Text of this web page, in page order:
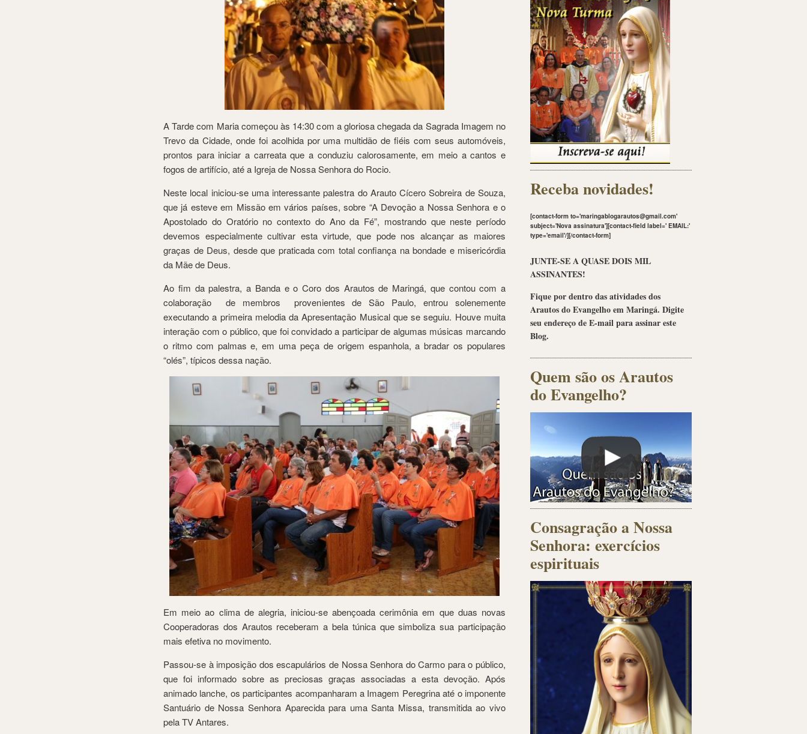
A Tarde com Maria começou às 14:30 com a gloriosa chegada da Sagrada Imagem no
Trevo da Cidade, onde foi acolhida por uma multidão de fiéis com seus automóveis,
prontos para iniciar a carreata que a conduziu calorosamente, em meio a cantos e
fogos de artifício, até a Igreja de Nossa Senhora do Rocio.
Neste local iniciou-se uma interessante palestra do Arauto Cícero Sobreira de Souza,
que já esteve em Missão em vários países, sobre “A Devoção a Nossa Senhora e o
Apostolado do Oratório no contexto do Ano da Fé”, mostrando que neste período
devemos especialmente cultivar esta virtude, que pode nos alcançar as maiores
graças de Deus, desde que praticada com total confiança na bondade e misericórdia
da Mãe de Deus.
Ao fim da palestra, a Banda e o Coro dos Arautos de Maringá, que contou com a
colaboração de membros provenientes de São Paulo, entrou solenemente
executando a primeira melodia da Apresentação Musical que se seguiu. Houve muita
interação com o público, que foi convidado a participar de algumas músicas marcando
o ritmo com palmas e, em uma peça de origem espanhola, a bradar os populares
“olés”, típicos dessa nação.
Em meio ao clima de alegria, iniciou-se abençoada cerimônia em que duas novas
Cooperadoras dos Arautos receberam a bela túnica que simboliza sua participação
mais efetiva no movimento.
Passou-se à imposição dos escapulários de Nossa Senhora do Carmo para o público,
que foi informado sobre as preciosas graças associadas a esta devoção. Após
animado lanche, os participantes acompanharam a Imagem Peregrina até o imponente
Santuário de Nossa Senhora Aparecida para uma Santa Missa, transmitida ao vivo
pela TV Antares.
Receba novidades!
[contact-form to='maringablogarautos@gmail.com'
subject='Nova assinatura'][contact-field label=' EMAIL:'
type='email'/][/contact-form]
JUNTE-SE A QUASE DOIS MIL
ASSINANTES!
Fique por dentro das atividades dos
Arautos do Evangelho em Maringá. Digite
seu endereço de E-mail para assinar este
Blog.
Quem são os Arautos
do Evangelho?
Consagração a Nossa
Senhora: exercícios
espirituais